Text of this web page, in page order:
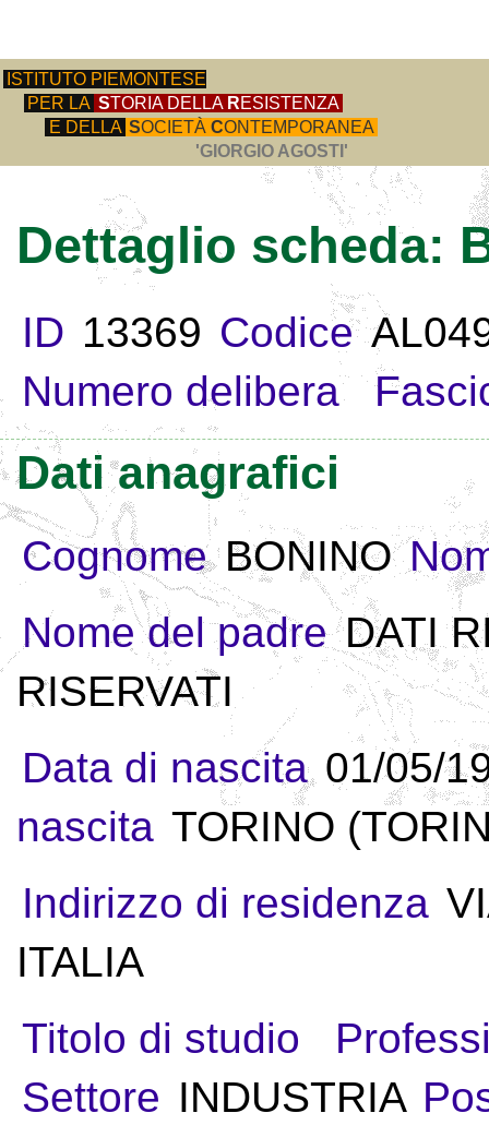
ISTITUTO PIEMONTESE
PER LA STORIA DELLA RESISTENZA
E DELLA SOCIETÀ CONTEMPORANEA
'GIORGIO AGOSTI'
Dettaglio scheda:
ID 13369 Codice
Numero delibera
Dati anagrafici
Cognome BONINO
Nome del padre DATI
RISERVATI
Data di nascita 01/05/
nascita TORINO
Indirizzo di residenza
ITALIA
Titolo di studio
Settore INDUSTRIA